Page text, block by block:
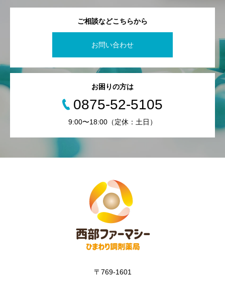
ご相談などこちらから
お問い合わせ
お困りの方は
0875-52-5105
9:00〜18:00（定休：土日）
〒769-1601